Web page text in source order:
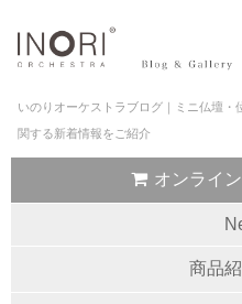
いのりオーケストラブログ｜ミニ仏壇
関する新着情報をご紹介
オンライ
商品